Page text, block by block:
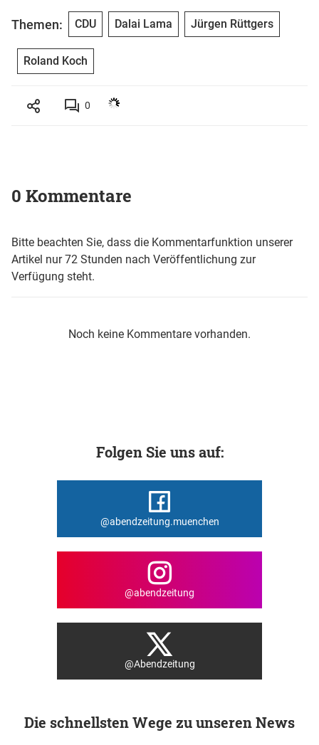
Themen: CDU Dalai Lama Jürgen Rüttgers
Roland Koch
0
0 Kommentare
Bitte beachten Sie, dass die Kommentarfunktion unserer
Artikel nur 72 Stunden nach Veröffentlichung zur
Verfügung steht.
Noch keine Kommentare vorhanden.
Folgen Sie uns auf:
@abendzeitung.muenchen
@abendzeitung
@Abendzeitung
Die schnellsten Wege zu unseren News